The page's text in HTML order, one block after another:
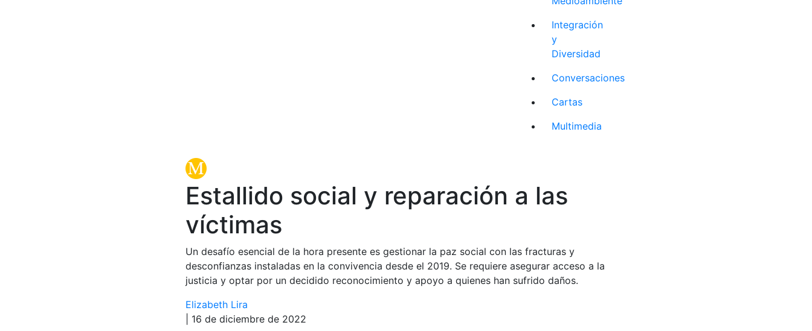
Integración
y
Diversidad
Conversaciones
Cartas
Multimedia
Estallido social y reparación a las
víctimas
Un desafío esencial de la hora presente es gestionar la paz social con las fracturas y
desconfianzas instaladas en la convivencia desde el 2019. Se requiere asegurar acceso a la
justicia y optar por un decidido reconocimiento y apoyo a quienes han sufrido daños.
Elizabeth Lira
| 16 de diciembre de 2022